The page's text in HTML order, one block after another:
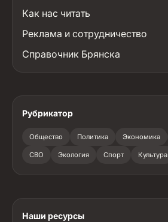
Как нас читать
Реклама и сотрудничество
Справочник Брянска
Рубрикатор
Общество Политика Экономика
СВО Экология Спорт Культура
Наши ресурсы